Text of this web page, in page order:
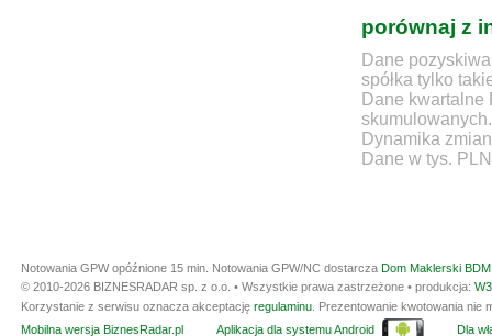
porównaj z
Dane
spółka tylko
Dane
skumulowanych.
Dynamika
Dane w tys. PLN
Notowania GPW opóźnione 15 min. Notowania GPW/NC dostarcza Dom Maklerski
© 2010-2026 BIZNESRADAR sp. z o.o. • Wszystkie prawa zastrzeżone • produkcja:
Korzystanie z serwisu oznacza akceptację regulaminu . Prezentowanie kwotowania
Mobilna wersja BiznesRadar.pl
Aplikacja dla systemu Android Dla